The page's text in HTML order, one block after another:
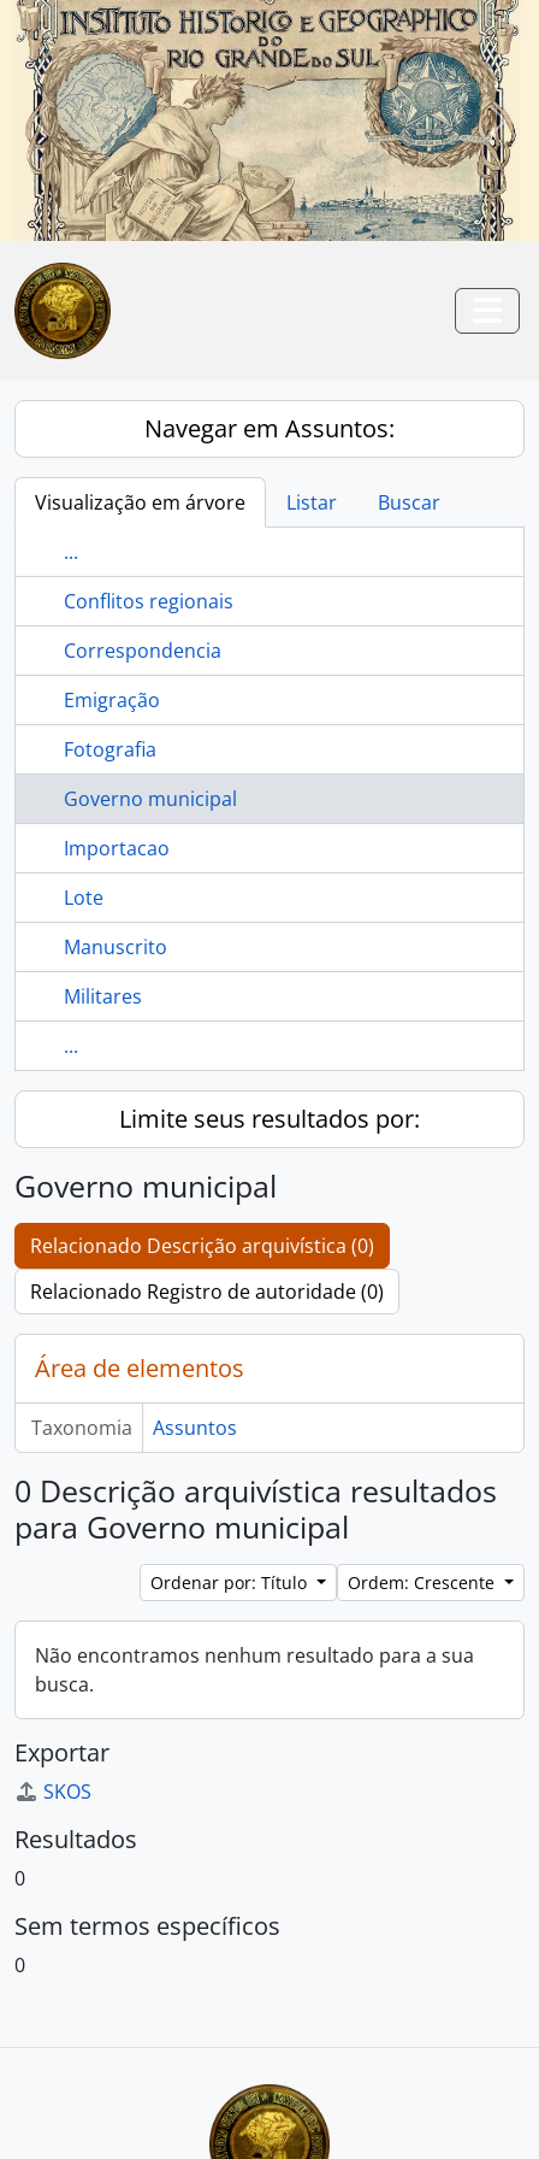
Skip to main content
Anterior
Navegar em Assuntos:
Visualização em árvore Listar
Buscar
...
Conflitos regionais
Correspondencia
Emigração
Fotografia
Governo municipal
Importacao
Lote
Manuscrito
Militares
...
Limite seus resultados por:
Governo municipal
Relacionado Descrição arquivística (0)
Relacionado Registro de autoridade (0)
Área de elementos
Taxonomia Assuntos
0 Descrição arquivística resultados
para Governo municipal
Ordenar por: Título Ordem: Crescente
Não encontramos nenhum resultado para a sua
busca.
Exportar
SKOS
Resultados
0
Sem termos específicos
0